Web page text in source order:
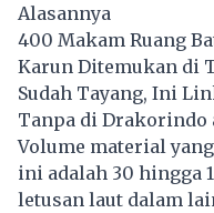
Alasannya
400 Makam Ruang
Karun Ditemukan di
Sudah Tayang, Ini
Tanpa di Drakorindo
Volume material
ini adalah 30 hingga
letusan laut dalam